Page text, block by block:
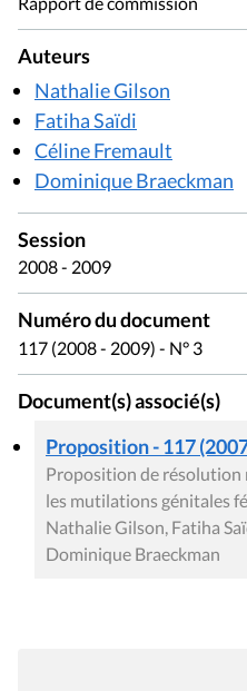
117 (2008 - 2009) - N° 3
Document(s) associé(s)
Proposition - 117 (2007
Proposition de résolution
les mutilations génitales
Dominique Braeckman
PARTAGER
Mis à jour le 11 avril 2017